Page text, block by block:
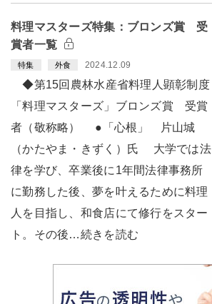
料理マスターズ特集：ブロンズ賞 受
賞者一覧
特集 外食 2024.12.09
◆第15回農林水産省料理人顕彰制度
「料理マスターズ」ブロンズ賞 受賞
者（敬称略） ●「心根」 片山城
（かたやま・きずく）氏 大学では法
律を学び、卒業後に1年間法律事務所
に勤務した後、夢を叶えるために料理
人を目指し、和食店にて修行をスター
ト。その後…続きを読む